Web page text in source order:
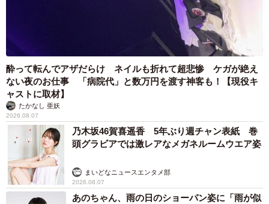
酔って転んでアザだらけ ネイルも折れて超悲惨 ケガが絶え
ない夜のお仕事 「病院代」と数万円を渡す神客も！【現役キ
ャストに取材】
たかなし 亜妖
2026.08.07
乃木坂46賀喜遥香 5年ぶり週チャン表紙 巻
頭グラビアでは激レアなメガネルームウエア姿
まいどなニュースエンタメ部
2026.08.07
あのちゃん、雨の日のショーパン姿に「雨が似